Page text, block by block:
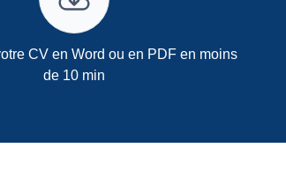
CV en Word ou en PDF en moins
de 10 min